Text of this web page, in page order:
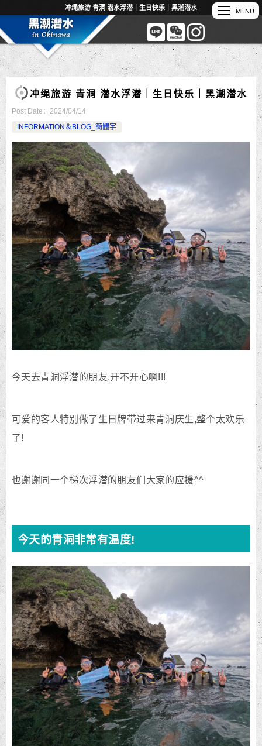
冲绳旅游 青洞 潜水浮潜｜生日快乐｜黑潮潜水
冲绳旅游 青洞 潜水浮潜｜生日快乐｜黑潮潜水
Post Date： 2024/04/14
INFORMATION＆BLOG_簡體字
今天去青洞浮潜的朋友,开不开心啊!!!
可爱的客人特别做了生日牌带过来青洞庆生,整个太欢乐
了!
也谢谢同一个梯次浮潜的朋友们大家的应援^^
今天的青洞非常有温度!